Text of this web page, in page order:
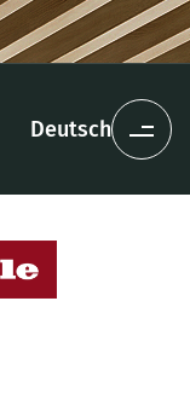
Deutsch